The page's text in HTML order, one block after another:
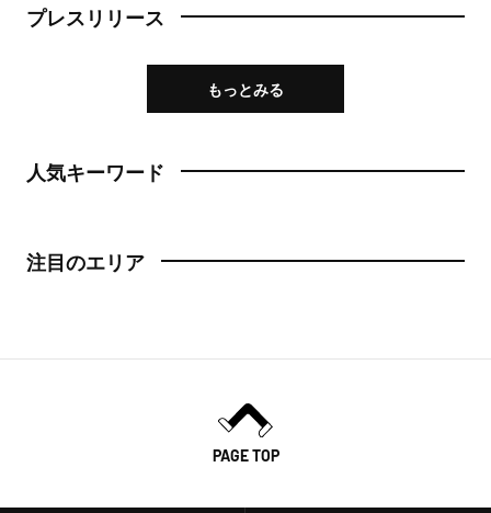
プレスリリース
もっとみる
人気キーワード
注目のエリア
PAGE TOP